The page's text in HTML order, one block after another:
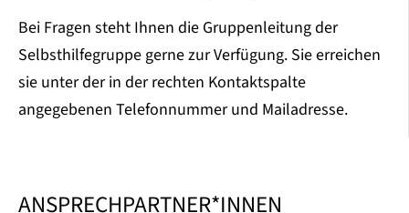
Bei Fragen steht Ihnen die Gruppenleitung der
Selbsthilfegruppe gerne zur Verfügung. Sie erreichen
sie unter der in der rechten Kontaktspalte
angegebenen Telefonnummer und Mailadresse.
ANSPRECHPARTNER*INNEN